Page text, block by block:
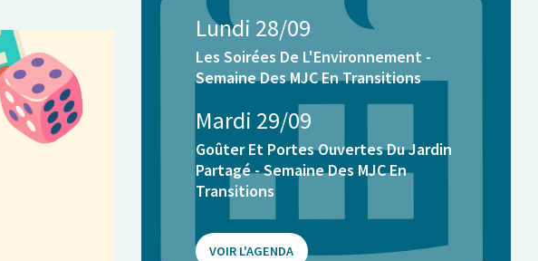
Lundi 28/09
Les Soirées De L'Environnement -
Semaine Des MJC En Transitions
Mardi 29/09
Goûter Et Portes Ouvertes Du Jardin
Partagé - Semaine Des MJC En
Transitions
VOIR L'AGENDA